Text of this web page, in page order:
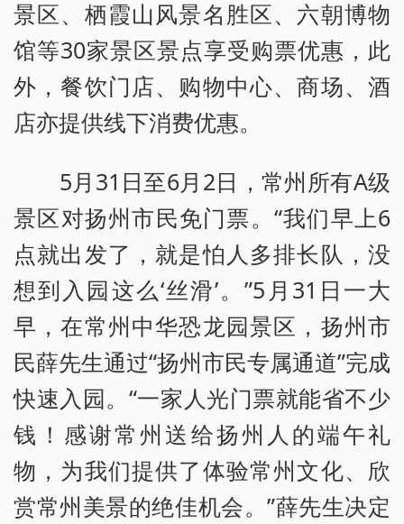
景区、栖霞山风景名胜区、六朝博物
馆等30家景区景点享受购票优惠，此
外，餐饮门店、购物中心、商场、酒
店亦提供线下消费优惠。
5月31日至6月2日，常州所有A级
景区对扬州市民免门票。“我们早上6
点就出发了，就是怕人多排长队，没
想到入园这么‘丝滑’。”5月31日一大
早，在常州中华恐龙园景区，扬州市
民薛先生通过“扬州市民专属通道”完成
快速入园。“一家人光门票就能省不少
钱！感谢常州送给扬州人的端午礼
物，为我们提供了体验常州文化、欣
赏常州美景的绝佳机会。”薛先生决定